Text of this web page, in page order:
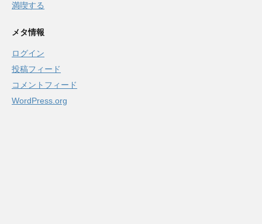
満喫する
メタ情報
ログイン
投稿フィード
コメントフィード
WordPress.org